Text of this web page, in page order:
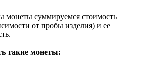
монеты суммируемся стоимость
от пробы изделия) и ее
такие монеты: